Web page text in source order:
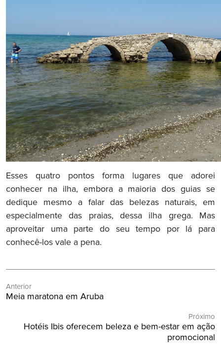
Esses quatro pontos forma lugares que adorei
conhecer na ilha, embora a maioria dos guias se
dedique mesmo a falar das belezas naturais, em
especialmente das praias, dessa ilha grega. Mas
aproveitar uma parte do seu tempo por lá para
conhecê-los vale a pena.
de
Anterior
Post
Meia maratona em Aruba
Próximo
Próximo
Hotéis Ibis oferecem beleza e bem-estar em ação
promocional